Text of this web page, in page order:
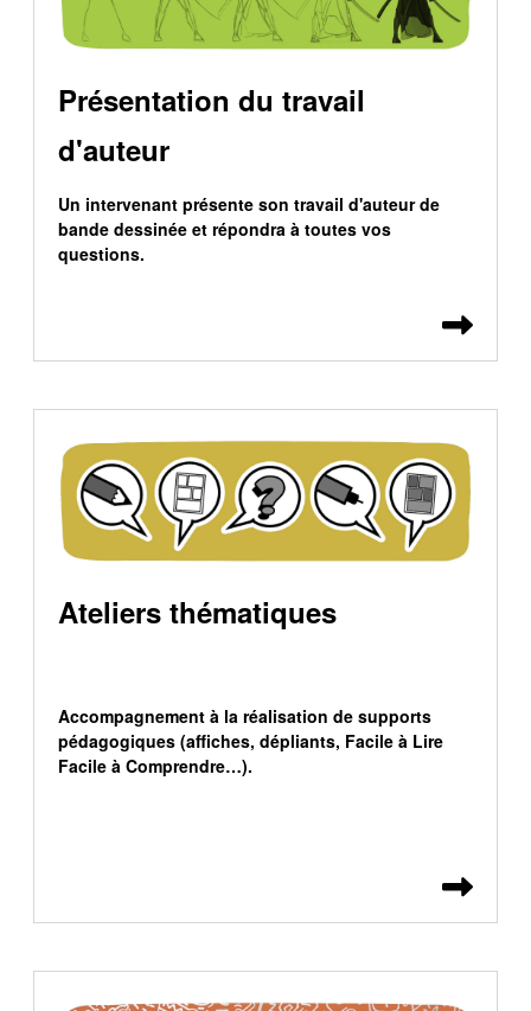
Présentation du travail
d'auteur
Un intervenant présente son travail d'auteur de
bande dessinée et répondra à toutes vos
questions.
Lire
Ateliers thématiques
Accompagnement à la réalisation de supports
pédagogiques (affiches, dépliants, Facile à Lire
Facile à Comprendre…).
Lire